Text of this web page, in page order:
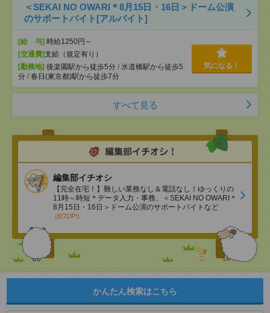
＜SEKAI NO OWARI＊8月15日・16日＞ドーム公演
のサポートバイト[アルバイト]
[給 与] 時給1250円～
[交通費]支給（規定有り）
[勤務地] 後楽園駅から徒歩5分 / 水道橋駅から徒歩5
分 / 春日(東京都)駅から徒歩7分
気になる！
すべて見る
編集部イチオシ
【完全在宅！】難しい業務なし＆電話なし！ゆっくりの
11時～時短＊データ入力・事務、＜SEKAI NO OWARI＊
8月15日・16日＞ドーム公演のサポートバイトなど
(8/7UP!)
かんたん検索はこちら